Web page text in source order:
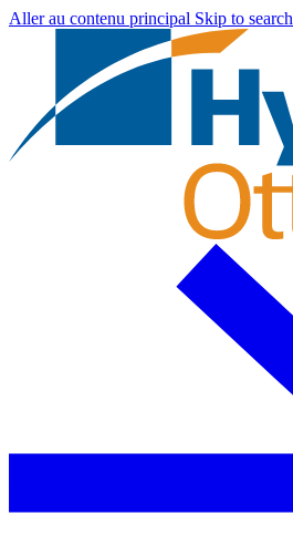
Aller au contenu principal Skip to search